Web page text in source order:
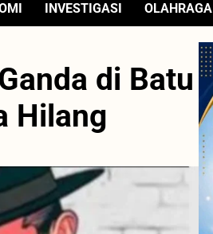
INVESTIGASI OLAHRAGA
di Batu
Hilang